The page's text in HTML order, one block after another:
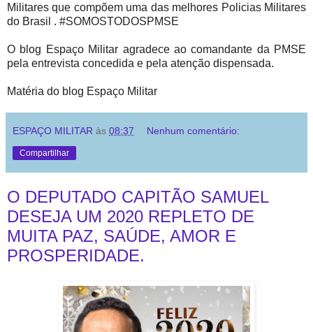
Militares que compõem uma das melhores Policias Militares
do Brasil . #SOMOSTODOSPMSE
O blog Espaço Militar agradece ao comandante da PMSE
pela entrevista concedida e pela atenção dispensada.
Matéria do blog Espaço Militar
ESPAÇO MILITAR às 08:37 Nenhum comentário:
Compartilhar
O DEPUTADO CAPITÃO SAMUEL
DESEJA UM 2020 REPLETO DE
MUITA PAZ, SAÚDE, AMOR E
PROSPERIDADE.